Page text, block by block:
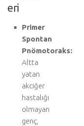
eri
Primer
Spontan
Pnömotoraks:
Altta
yatan
akciğer
hastalığı
olmayan
genç,